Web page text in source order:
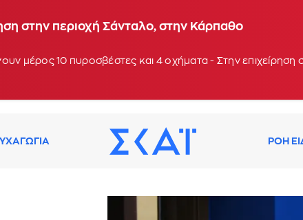
στην περιοχή Σάνταλο, στην Κάρπαθο
μέρος 10 πυροσβέστες και 4 οχήματα - Στην
ΡΟΗ